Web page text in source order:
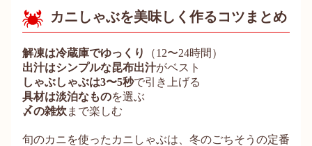
カニしゃぶを美味しく作るコツまとめ
解凍は冷蔵庫でゆっくり
（12〜24時間）
出汁はシンプルな昆布出汁がベスト
しゃぶしゃぶは3〜5秒で引き上げる
具材は淡泊なものを選ぶ
〆の雑炊まで楽しむ
旬のカニを使ったカニしゃぶは、冬のごちそうの定番